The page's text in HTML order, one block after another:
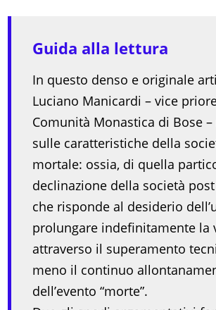
Guida alla lettura
In questo denso e originale
Luciano Manicardi – vice
Comunità Monastica di Bose
sulle caratteristiche della
mortale: ossia, di quella
declinazione della società
che risponde al desiderio
prolungare indefinitamente la
attraverso il superamento
meno il continuo
dell’evento “morte”.